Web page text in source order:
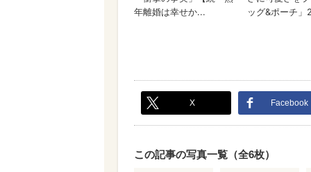
X Facebook
この記事の写真一覧（全6枚）